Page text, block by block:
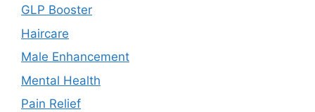
GLP Booster
Haircare
Male Enhancement
Mental Health
Pain Relief